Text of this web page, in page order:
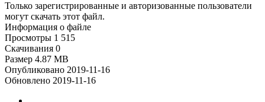
Только зарегистрированные и авторизованные пользователи
могут скачать этот файл.
Информация о файле
Просмотры 1 515
Скачивания 0
Размер 4.87 MB
Опубликовано 2019-11-16
Обновлено 2019-11-16